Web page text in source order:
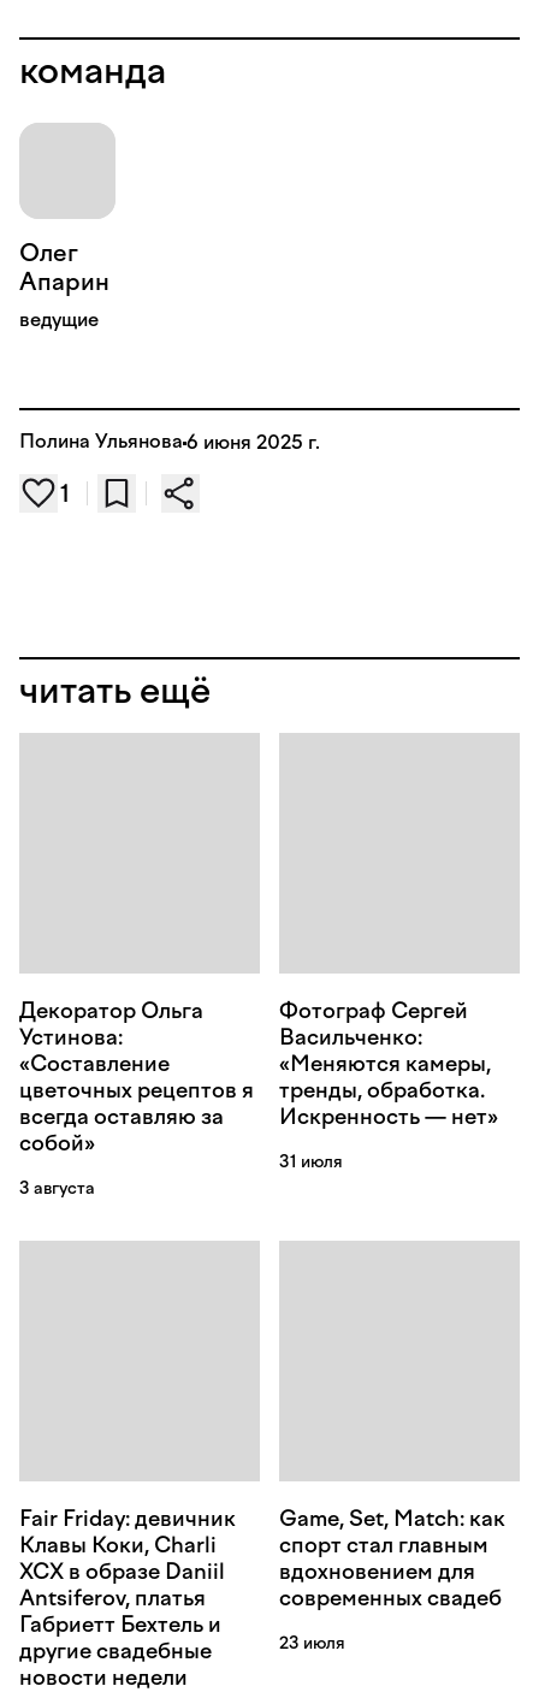
команда
Олег
Апарин
ведущие
Полина Ульянова 6 июня 2025 г.
1
читать ещё
Декоратор Ольга
Устинова:
«Составление
цветочных рецептов я
всегда оставляю за
собой»
3 августа
Фотограф Сергей
Васильченко:
«Меняются камеры,
тренды, обработка.
Искренность — нет»
31 июля
Fair Friday: девичник
Клавы Коки, Charli
XCX в образе Daniil
Antsiferov, платья
Габриетт Бехтель и
другие свадебные
новости недели
Game, Set, Match: как
спорт стал главным
вдохновением для
современных свадеб
23 июля